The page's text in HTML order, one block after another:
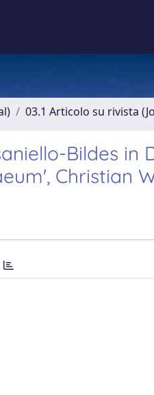
03.1 Articolo su rivista
Bildes in
Christian